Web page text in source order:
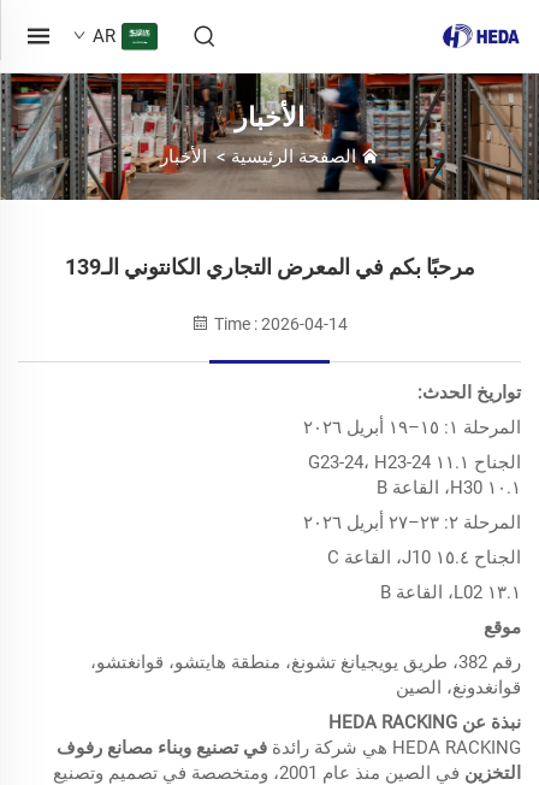
AR
الأخبار
الصفحة الرئيسية>الأخبار
مرحبًا بكم في المعرض التجاري الكانتوني الـ139
Time : 2026-04-14
تواريخ الحدث:
المرحلة ١: ١٥–١٩ أبريل ٢٠٢٦
الجناح ١١.١ G23-24، H23-24
١٠.١ H30، القاعة B
المرحلة ٢: ٢٣–٢٧ أبريل ٢٠٢٦
الجناح ١٥.٤ J10، القاعة C
١٣.١ L02، القاعة B
موقع
رقم 382، طريق يويجيانغ تشونغ، منطقة هايتشو، قوانغتشو،
قوانغدونغ، الصين
نبذة عن HEDA RACKING
HEDA RACKING هي شركة رائدة
في تصنيع وبناء مصانع رفوف
التخزين
في الصين منذ عام 2001، ومتخصصة في تصميم وتصنيع